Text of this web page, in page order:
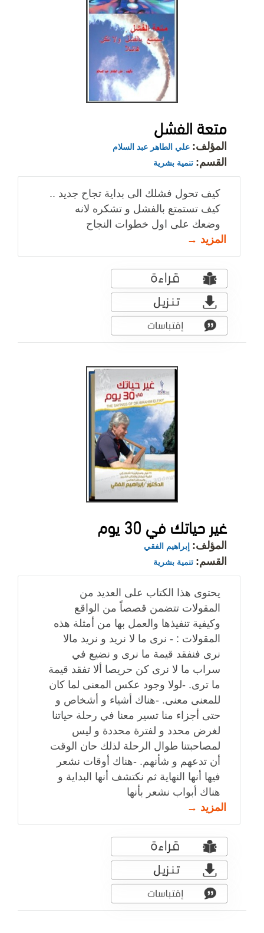
متعة الفشل
المؤلف: علي الطاهر عبد السلام
القسم: تنمية بشرية
كيف تحول فشلك الى بداية تجاح جديد ..
كيف تستمتع بالفشل و تشكره لانه
وضعك على اول خطوات النجاح
المزيد →
غير حياتك في 30 يوم
المؤلف: إبراهيم الفقي
القسم: تنمية بشرية
يحتوى هذا الكتاب على العديد من
المقولات تتضمن قصصاً من الواقع
وكيفية تنفيذها والعمل بها من أمثلة هذه
المقولات : - نرى ما لا نريد و نريد مالا
نرى فنفقد قيمة ما نرى و نضيع في
سراب ما لا نرى كن حريصا ألا تفقد قيمة
ما ترى. -لولا وجود عكس المعنى لما كان
للمعنى معنى. -هناك أشياء و أشخاص و
حتى أجزاء منا تسير معنا في رحلة حياتنا
لغرض محدد و لفترة محددة و ليس
لمصاحبتنا طوال الرحلة لذلك حان الوقت
أن تدعهم و شأنهم. -هناك أوقات نشعر
فيها أنها النهاية ثم نكتشف أنها البداية و
هناك أبواب نشعر بأنها
المزيد →